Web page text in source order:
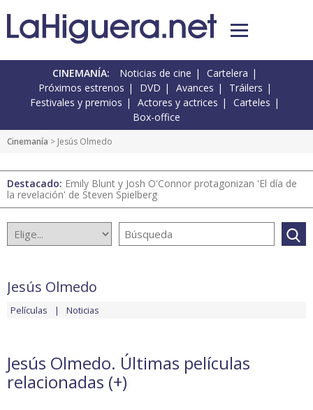
CINEMANÍA: Noticias de cine
Cartelera
Próximos estrenos
DVD Avances
Tráilers
Festivales y premios
Actores y actrices
Carteles
Box-office
Cinemanía > Jesús Olmedo
Destacado: Emily Blunt y Josh O'Connor protagonizan 'El día de
la revelación' de Steven Spielberg
Jesús Olmedo
Películas Noticias
Jesús Olmedo. Últimas películas
relacionadas (+)